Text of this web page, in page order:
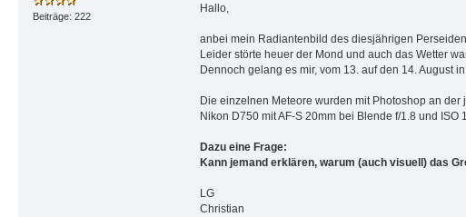
Beiträge: 222
Hallo,
anbei mein Radiantenbild des diesjährigen
Leider störte heuer der Mond und auch das Wetter
Dennoch gelang es mir, vom 13. auf den 14. August
Die einzelnen Meteore wurden mit Photoshop an
Nikon D750 mit AF-S 20mm bei Blende f/1.8 und
Dazu eine Frage:
Kann jemand erklären, warum (auch visuell) das
LG
Christian